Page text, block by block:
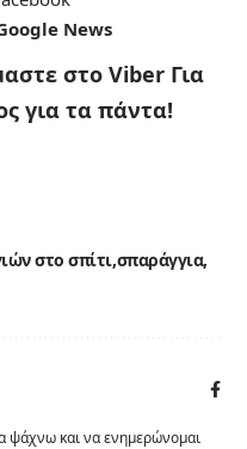
News
στο Viber Για
για τα πάντα!
στο σπίτι σπαράγγια
ψάχνω και να ενημερώνομαι